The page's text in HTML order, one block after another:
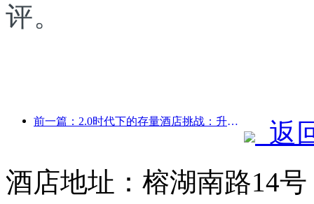
评。
前一篇：2.0时代下的存量酒店挑战：升级为核心，才是价值真革新
返
酒店地址：榕湖南路14